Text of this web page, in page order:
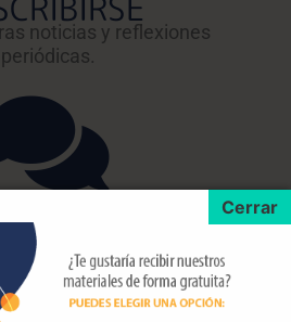
noticias y reflexiones
periódicas.
tienen algo que decir
este ministerio.